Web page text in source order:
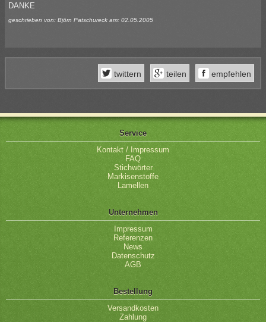
DANKE
geschrieben von: Björn Patschureck am: 02.05.2005
empfehlen
teilen
twittern
Service
Kontakt / Impressum
FAQ
Stichwörter
Markisenstoffe
Lamellen
Unternehmen
Impressum
Referenzen
News
Datenschutz
AGB
Bestellung
Versandkosten
Zahlung